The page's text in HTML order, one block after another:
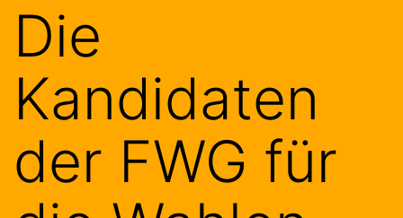
Die
Kandidaten
der FWG für